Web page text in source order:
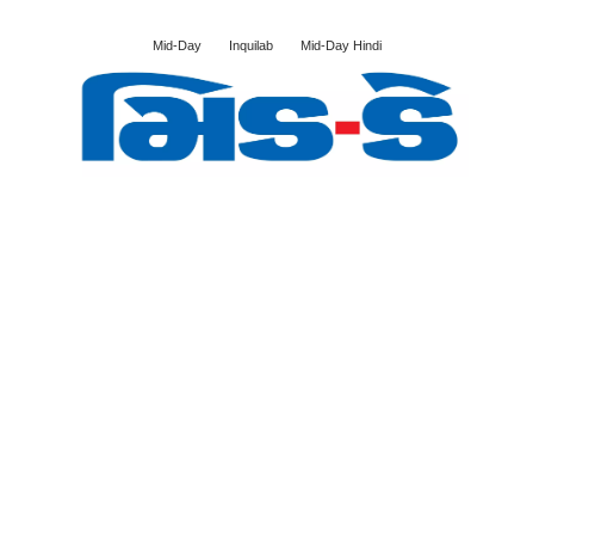
Mid-Day Inquilab Mid-Day Hindi